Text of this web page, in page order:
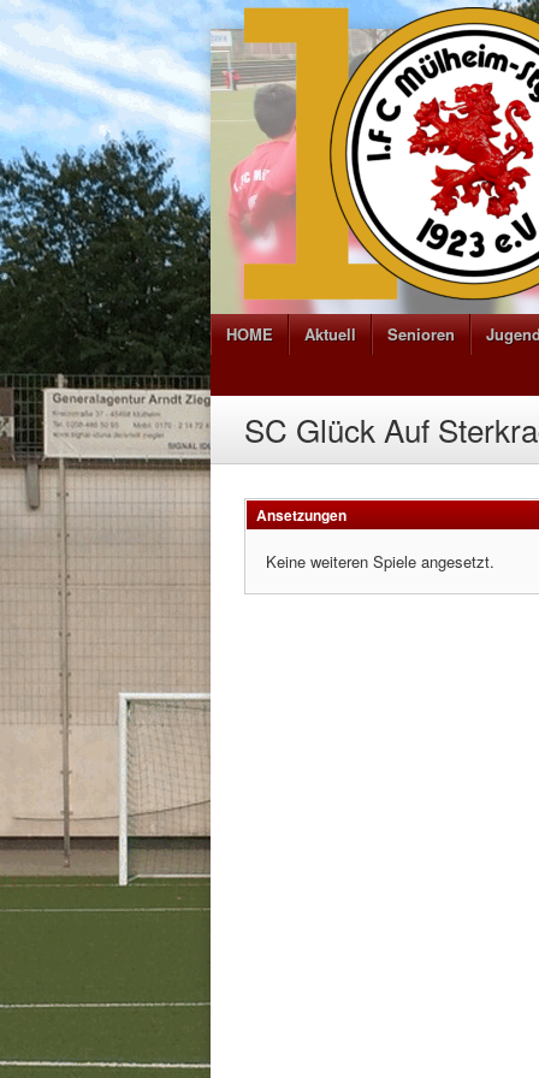
HOME Aktuell Senioren
SC Glück Auf
Ansetzungen
Keine weiteren Spiele angesetzt.